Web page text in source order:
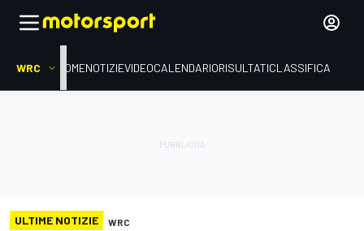
WRC HOMENOTIZIEVIDEOCALENDARIORISULTATICLASSIFICA
ULTIME NOTIZIE WRC